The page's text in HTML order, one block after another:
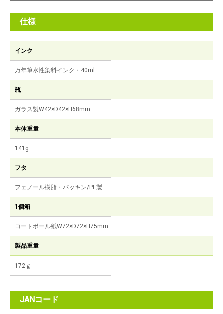
仕様
インク
万年筆水性染料インク・40ml
瓶
ガラス製W42×D42×H68mm
本体重量
141g
フタ
フェノール樹脂・パッキン/PE製
1個箱
コートボール紙W72×D72×H75mm
製品重量
172ｇ
JANコード